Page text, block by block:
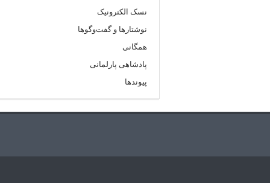
نسک الکترونیک
نوشتارها و گفت‌وگوها
همگانی
پادشاهی پارلمانی
پیوندها